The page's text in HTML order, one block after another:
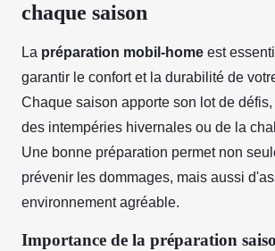
chaque saison
La préparation mobil-home est
garantir le confort et la durabilité de
Chaque saison apporte son lot de
des intempéries hivernales ou de la
Une bonne préparation permet non
prévenir les dommages, mais aussi
environnement agréable.
Importance de la préparation